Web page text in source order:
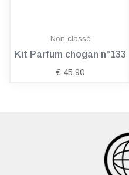
Non classé
Kit Parfum chogan n°133
€ 45,90